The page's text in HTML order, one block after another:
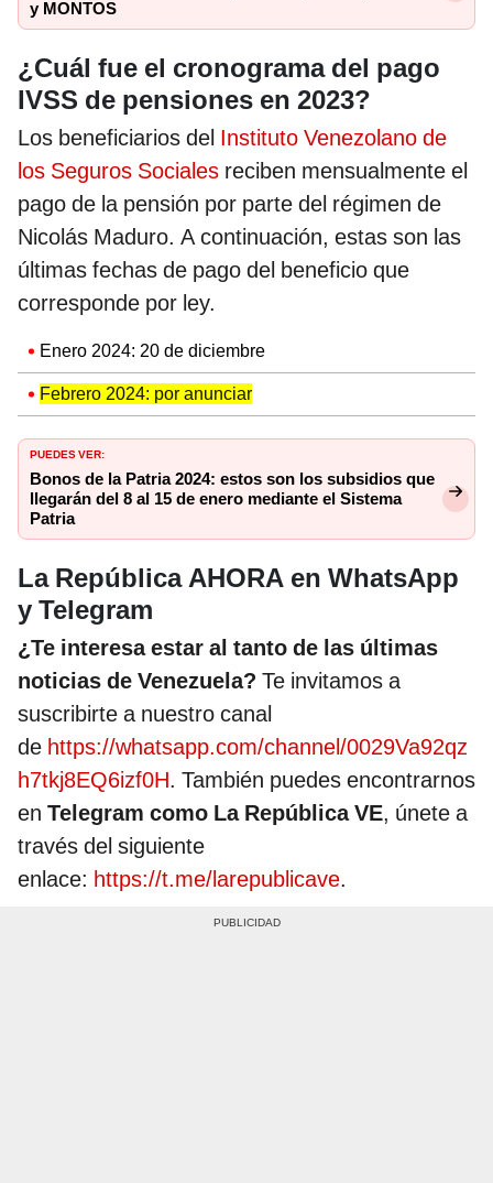
y MONTOS
¿Cuál fue el cronograma del pago
IVSS de pensiones en 2023?
Los beneficiarios del Instituto Venezolano de
los Seguros Sociales reciben mensualmente el
pago de la pensión por parte del régimen de
Nicolás Maduro. A continuación, estas son las
últimas fechas de pago del beneficio que
corresponde por ley.
Enero 2024: 20 de diciembre
Febrero 2024: por anunciar
PUEDES VER:
Bonos de la Patria 2024: estos son los subsidios que
llegarán del 8 al 15 de enero mediante el Sistema
Patria
La República AHORA en WhatsApp
y Telegram
¿Te interesa estar al tanto de las últimas
noticias de Venezuela? Te invitamos a
suscribirte a nuestro canal
de https://whatsapp.com/channel/0029Va92qz
h7tkj8EQ6izf0H. También puedes encontrarnos
en Telegram como La República VE, únete a
través del siguiente
enlace: https://t.me/larepublicave.